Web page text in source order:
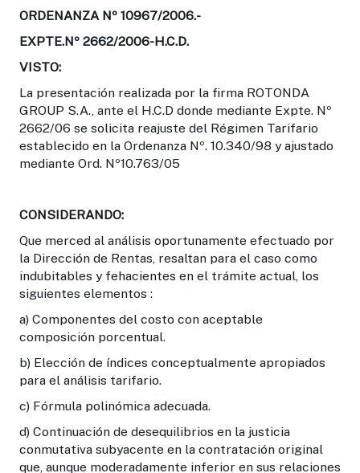
ORDENANZA Nº 10967/2006.-
EXPTE.Nº 2662/2006-H.C.D.
VISTO:
La presentación realizada por la firma ROTONDA
GROUP S.A., ante el H.C.D donde mediante Expte. Nº
2662/06 se solicita reajuste del Régimen Tarifario
establecido en la Ordenanza Nº. 10.340/98 y ajustado
mediante Ord. Nº10.763/05
CONSIDERANDO:
Que merced al análisis oportunamente efectuado por
la Dirección de Rentas, resaltan para el caso como
indubitables y fehacientes en el trámite actual, los
siguientes elementos :
a) Componentes del costo con aceptable
composición porcentual.
b) Elección de índices conceptualmente apropiados
para el análisis tarifario.
c) Fórmula polinómica adecuada.
d) Continuación de desequilibrios en la justicia
conmutativa subyacente en la contratación original
que, aunque moderadamente inferior en sus relaciones